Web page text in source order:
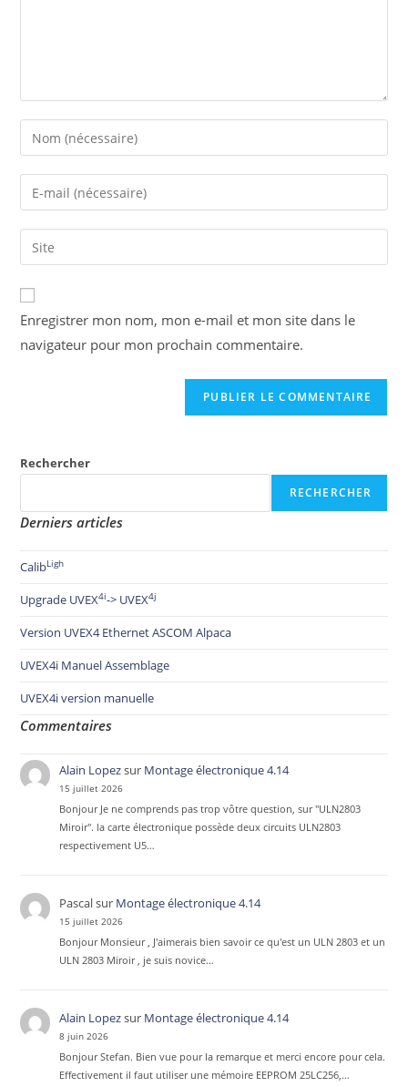
Enregistrer mon nom, mon e-mail et mon site dans le
navigateur pour mon prochain commentaire.
Rechercher
RECHERCHER
Derniers articles
CalibLigh
Upgrade UVEX4i-> UVEX4j
Version UVEX4 Ethernet ASCOM Alpaca
UVEX4i Manuel Assemblage
UVEX4i version manuelle
Commentaires
Alain Lopezsur Montage électronique 4.14
15 juillet 2026
Bonjour Je ne comprends pas trop vôtre question, sur "ULN2803
Miroir". la carte électronique possède deux circuits ULN2803
respectivement U5…
Pascalsur Montage électronique 4.14
15 juillet 2026
Bonjour Monsieur , J'aimerais bien savoir ce qu'est un ULN 2803 et un
ULN 2803 Miroir , je suis novice…
Alain Lopezsur Montage électronique 4.14
8 juin 2026
Bonjour Stefan. Bien vue pour la remarque et merci encore pour cela.
Effectivement il faut utiliser une mémoire EEPROM 25LC256,…